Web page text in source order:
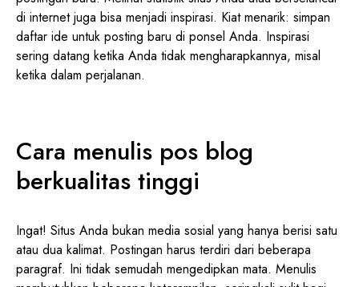
di internet juga bisa menjadi inspirasi. Kiat menarik: simpan
daftar ide untuk posting baru di ponsel Anda. Inspirasi
sering datang ketika Anda tidak mengharapkannya, misal
ketika dalam perjalanan.
Cara menulis pos blog
berkualitas tinggi
Ingat! Situs Anda bukan media sosial yang hanya berisi satu
atau dua kalimat. Postingan harus terdiri dari beberapa
paragraf. Ini tidak semudah mengedipkan mata. Menulis